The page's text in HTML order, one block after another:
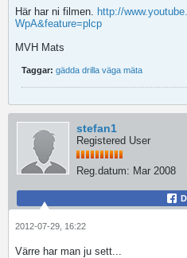
Här har ni filmen. http://
WpA&feature=plcp
MVH Mats
Taggar: gädda drilla väga mäta
stefan1
Registered User
Reg.datum: Mar 2008
2012-07-29, 16:22
Värre har man ju sett...